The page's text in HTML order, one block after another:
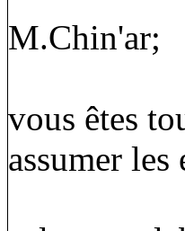
M.Chin'ar;
vous êtes
assumer